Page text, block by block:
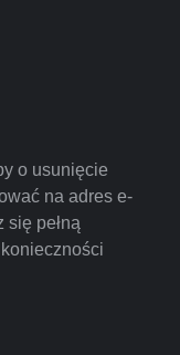
o usunięcie
na adres e-
się pełną